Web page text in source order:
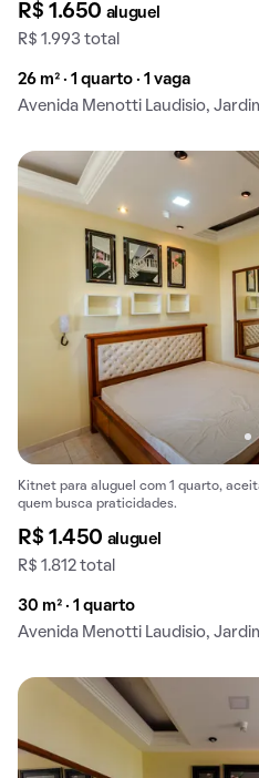
R$ 1.650 aluguel
R$ 1.993 total
26 m² · 1 quarto · 1 vaga
Avenida Menotti Laudisio,
Kitnet para aluguel com 1 quarto,
quem busca praticidades.
R$ 1.450 aluguel
R$ 1.812 total
30 m² · 1 quarto
Avenida Menotti Laudisio,